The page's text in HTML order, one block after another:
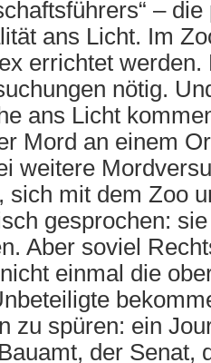
–
ans Licht. Im
errichtet werden.
nötig.
ans Licht
Mord an einem
weitere
sich mit dem Zoo
gesprochen:
Aber soviel
einmal die
zu spüren: ein
der Senat,